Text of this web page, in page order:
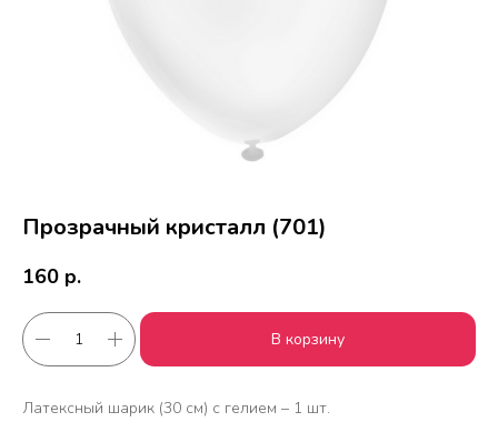
Прозрачный кристалл (701)
160 р.
В корзину
Латексный шарик (30 см) с гелием – 1 шт.
Работаем с 2010 года
Срочная доставка